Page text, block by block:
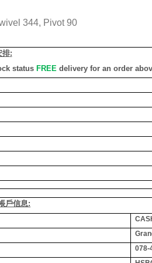
344, Pivot 90
排:
status FREE delivery for an order
戶信息:
078-